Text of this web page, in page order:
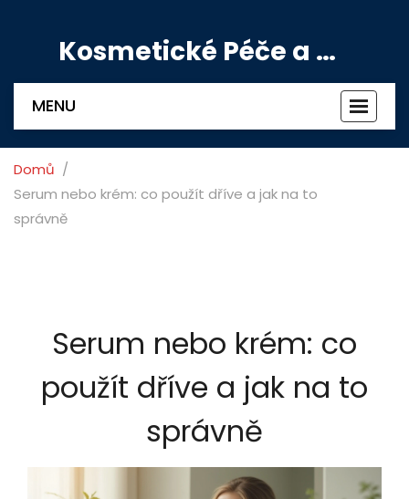
Kosmetické Péče a Výživové Doplňky
MENU
Domů
Serum nebo krém: co použít dříve a jak na to
správně
Serum nebo krém: co
použít dříve a jak na to
správně